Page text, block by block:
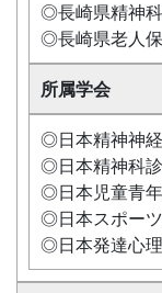
◎長崎県精神
◎長崎県老人
所属学会
◎日本精神神
◎日本精神科
◎日本児童青
◎日本スポー
◎日本発達心